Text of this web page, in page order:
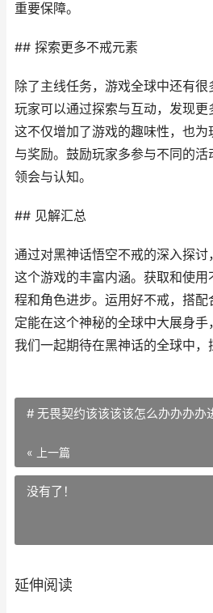
重要保障。
## 探索更多不戒元素
除了主线任务，游戏全球中还有很
玩家可以通过探索与互动，发现更
这不仅增加了游戏的趣味性，也
与奖励。鼓励玩家多参与不同的
领会与认知。
## 见解汇总
通过对黑神话悟空不戒的深入探
这个游戏的丰富内涵。获取和使
程和角色进步。运用好不戒，搭
定能在这个神秘的全球中大展身
我们一起期待在黑神话的全球中，
# 无畏契约该该该该怎么办办办办
« 上一篇
没有了！
延伸阅读